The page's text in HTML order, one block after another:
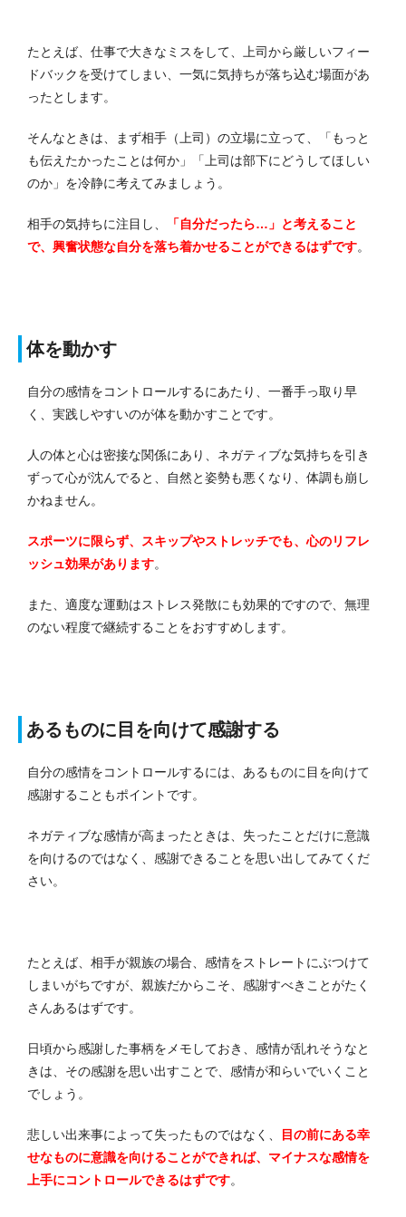
たとえば、仕事で大きなミスをして、上司から厳しいフィー
ドバックを受けてしまい、一気に気持ちが落ち込む場面があ
ったとします。
そんなときは、まず相手（上司）の立場に立って、「もっと
も伝えたかったことは何か」「上司は部下にどうしてほしい
のか」を冷静に考えてみましょう。
相手の気持ちに注目し、
「自分だったら…」と考えること
で、興奮状態な自分を落ち着かせることができるはずです。
体を動かす
自分の感情をコントロールするにあたり、一番手っ取り早
く、実践しやすいのが体を動かすことです。
人の体と心は密接な関係にあり、ネガティブな気持ちを引き
ずって心が沈んでると、自然と姿勢も悪くなり、体調も崩し
かねません。
スポーツに限らず、スキップやストレッチでも、心のリフレ
ッシュ効果があります。
また、適度な運動はストレス発散にも効果的ですので、無理
のない程度で継続することをおすすめします。
あるものに目を向けて感謝する
自分の感情をコントロールするには、あるものに目を向けて
感謝することもポイントです。
ネガティブな感情が高まったときは、失ったことだけに意識
を向けるのではなく、感謝できることを思い出してみてくだ
さい。
たとえば、相手が親族の場合、感情をストレートにぶつけて
しまいがちですが、親族だからこそ、感謝すべきことがたく
さんあるはずです。
日頃から感謝した事柄をメモしておき、感情が乱れそうなと
きは、その感謝を思い出すことで、感情が和らいでいくこと
でしょう。
悲しい出来事によって失ったものではなく、
目の前にある幸
せなものに意識を向けることができれば、マイナスな感情を
上手にコントロールできるはずです。